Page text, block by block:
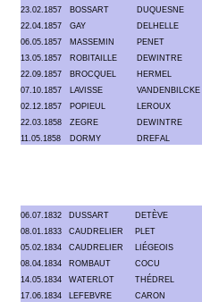
23.02.1857
BOSSART DUQUESNE
22.04.1857
GAY DELHELLE
06.05.1857
MASSEMIN PENET
13.05.1857
ROBITAILLE DEWINTRE
22.09.1857
BROCQUEL HERMEL
07.10.1857
LAVISSE VANDENBILCKE
02.12.1857
POPIEUL LEROUX
22.03.1858
ZEGRE DEWINTRE
11.05.1858
DORMY DREFAL
06.07.1832 DUSSART DETÈVE
08.01.1833
CAUDRELIER PLET
05.02.1834
CAUDRELIER LIÉGEOIS
08.04.1834
ROMBAUT COCU
14.05.1834
WATERLOT THÉDREL
17.06.1834
LEFEBVRE CARON